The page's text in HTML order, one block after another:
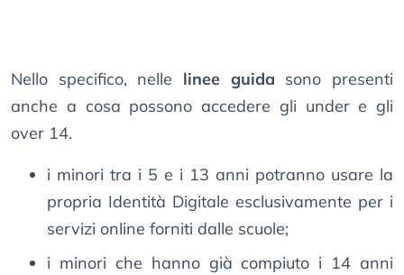
Nello specifico, nelle linee guida sono presenti
anche a cosa possono accedere gli under e gli
over 14.
i minori tra i 5 e i 13 anni potranno usare la
propria Identità Digitale esclusivamente per i
servizi online forniti dalle scuole;
i minori che hanno già compiuto i 14 anni